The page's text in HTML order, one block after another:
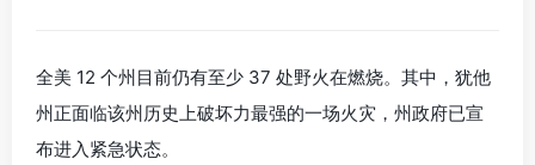
全美 12 个州目前仍有至少 37 处野火在燃烧。其中，犹他
州正面临该州历史上破坏力最强的一场火灾，州政府已宣
布进入紧急状态。